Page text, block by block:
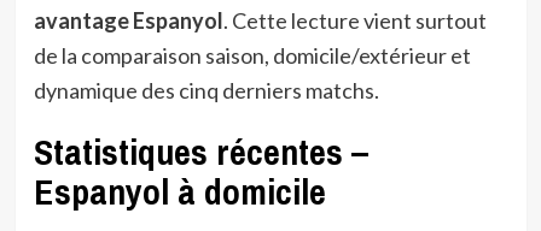
avantage Espanyol. Cette lecture vient surtout
de la comparaison saison, domicile/extérieur et
dynamique des cinq derniers matchs.
Statistiques récentes –
Espanyol à domicile